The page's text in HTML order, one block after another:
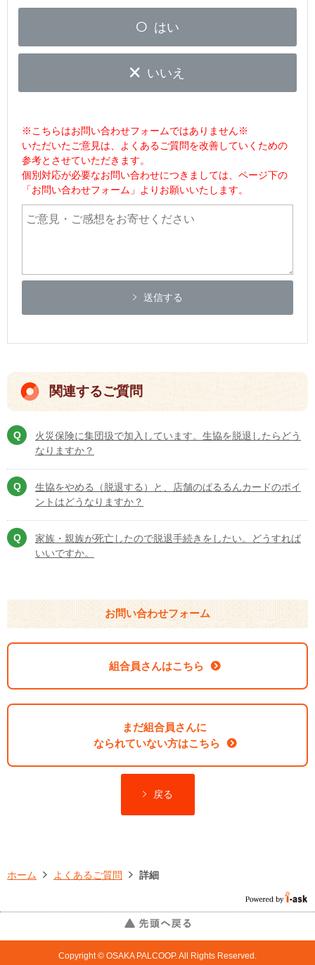
はい
いいえ
※こちらはお問い合わせフォームではありません※
いただいたご意見は、よくあるご質問を改善していくための
参考とさせていただきます。
個別対応が必要なお問い合わせにつきましては、ページ下の
「お問い合わせフォーム」よりお願いいたします。
送信する
関連するご質問
火災保険に集団扱で加入しています。生協を脱退したらどう
なりますか？
生協をやめる（脱退する）と、店舗のぱるるんカードのポイ
ントはどうなりますか？
家族・親族が死亡したので脱退手続きをしたい。どうすれば
いいですか。
お問い合わせフォーム
組合員さんはこちら
まだ組合員さんに
なられていない方はこちら
戻る
ホーム よくあるご質問 詳細
Copyright © OSAKA PALCOOP. All Rights Reserved.